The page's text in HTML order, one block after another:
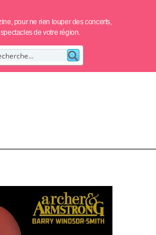
pour ne rien louper des concerts,
de votre région.